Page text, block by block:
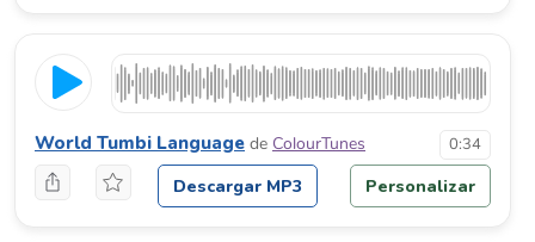
World Tumbi Language de ColourTunes 0:34
Descargar MP3 Personalizar